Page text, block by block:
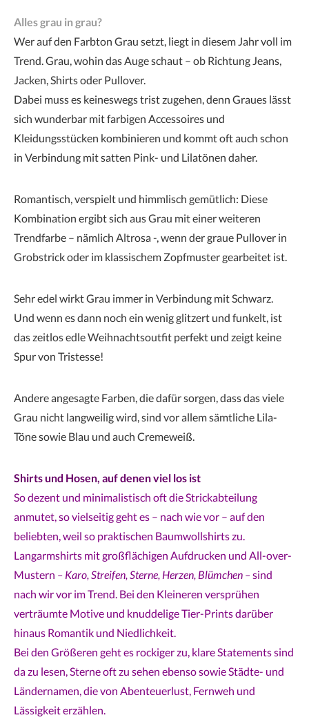
Alles grau in grau?
Wer auf den Farbton Grau setzt, liegt in diesem Jahr voll im
Trend. Grau, wohin das Auge schaut – ob Richtung Jeans,
Jacken, Shirts oder Pullover.
Dabei muss es keineswegs trist zugehen, denn Graues lässt
sich wunderbar mit farbigen Accessoires und
Kleidungsstücken kombinieren und kommt oft auch schon
in Verbindung mit satten Pink- und Lilatönen daher.
Romantisch, verspielt und himmlisch gemütlich: Diese
Kombination ergibt sich aus Grau mit einer weiteren
Trendfarbe – nämlich Altrosa -, wenn der graue Pullover in
Grobstrick oder im klassischem Zopfmuster gearbeitet ist.
Sehr edel wirkt Grau immer in Verbindung mit Schwarz.
Und wenn es dann noch ein wenig glitzert und funkelt, ist
das zeitlos edle Weihnachtsoutfit perfekt und zeigt keine
Spur von Tristesse!
Andere angesagte Farben, die dafür sorgen, dass das viele
Grau nicht langweilig wird, sind vor allem sämtliche Lila-
Töne sowie Blau und auch Cremeweiß.
Shirts und Hosen, auf denen viel los ist
So dezent und minimalistisch oft die Strickabteilung
anmutet, so vielseitig geht es – nach wie vor – auf den
beliebten, weil so praktischen Baumwollshirts zu.
Langarmshirts mit großflächigen Aufdrucken und All-over-
Mustern – Karo, Streifen, Sterne, Herzen, Blümchen –sind
nach wir vor im Trend. Bei den Kleineren versprühen
verträumte Motive und knuddelige Tier-Prints darüber
hinaus Romantik und Niedlichkeit.
Bei den Größeren geht es rockiger zu, klare Statements sind
da zu lesen, Sterne oft zu sehen ebenso sowie Städte- und
Ländernamen, die von Abenteuerlust, Fernweh und
Lässigkeit erzählen.